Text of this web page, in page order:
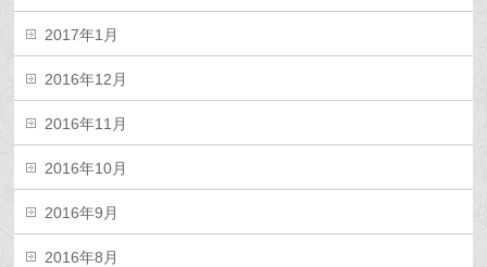
2017年1月
2016年12月
2016年11月
2016年10月
2016年9月
2016年8月